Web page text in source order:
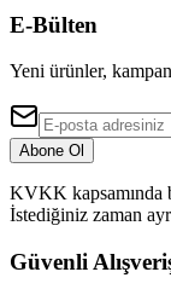
E-Bülten
Yeni ürünler,
Abone Ol
KVKK kapsamında
İstediğiniz zaman
Güvenli